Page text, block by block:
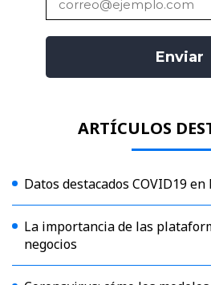
ARTÍCULOS
Datos destacados COVID19 en
La importancia de las
negocios